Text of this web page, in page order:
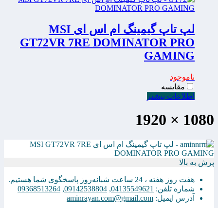
لپ تاپ گیمینگ ام اس ای MSI
GT72VR 7RE DOMINATOR PRO
GAMING
ناموجود
مقایسه
اطلاعات بیشتر
1080 × 1920
پرش به بالا
هفت روز هفته ، 24 ساعت شبانه‌روز پاسخگوی شما هستیم.
شماره تلفن: 04135549621
,
09142538804
,
09368513264
آدرس ایمیل: aminrayan.com@gmail.com